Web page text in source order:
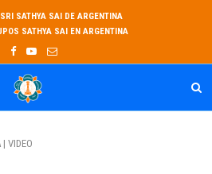
SATHYA SAI DE ARGENTINA
SATHYA SAI EN ARGENTINA
VIDEO